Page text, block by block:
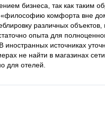
бизнеса, так как таким
комфорта вне
различных объектов,
опыта для
иностранных источниках
не найти в магазинах
для отелей.